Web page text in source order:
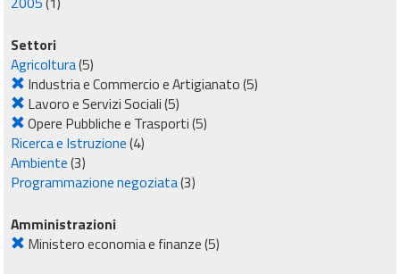
Settori
Agricoltura(5)
Industria e Commercio e Artigianato(5)
Lavoro e Servizi Sociali(5)
Opere Pubbliche e Trasporti(5)
Ricerca e Istruzione(4)
Ambiente(3)
Programmazione negoziata(3)
Amministrazioni
Ministero economia e finanze(5)